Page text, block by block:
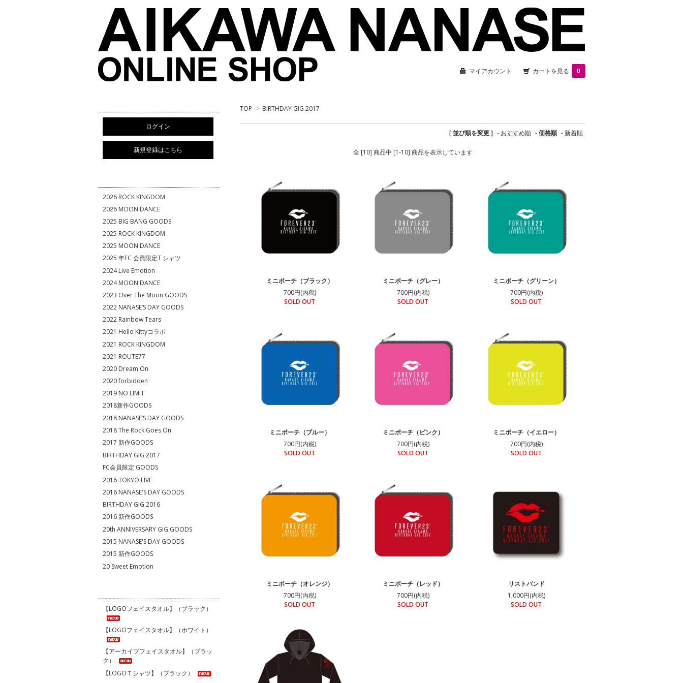
マイアカウント カートを見る 0
TOP > BIRTHDAY GIG 2017
[ 並び順を変更 ] - おすすめ順 -価格順 -新着順
全 [10] 商品中 [1-10] 商品を表示しています
ミニポーチ（ブラック）
700円(内税)
SOLD OUT
ミニポーチ（グレー）
700円(内税)
SOLD OUT
ミニポーチ（グリーン）
700円(内税)
SOLD OUT
ミニポーチ（ブルー）
700円(内税)
SOLD OUT
ミニポーチ（ピンク）
700円(内税)
SOLD OUT
ミニポーチ（イエロー）
700円(内税)
SOLD OUT
ミニポーチ（オレンジ）
700円(内税)
SOLD OUT
ミニポーチ（レッド）
700円(内税)
SOLD OUT
リストバンド
1,000円(内税)
SOLD OUT
ログイン
新規登録はこちら
2026 ROCK KINGDOM
2026 MOON DANCE
2025 BIG BANG GOODS
2025 ROCK KINGDOM
2025 MOON DANCE
2025 年FC 会員限定T シャツ
2024 Live Emotion
2024 MOON DANCE
2023 Over The Moon GOODS
2022 NANASE’S DAY GOODS
2022 Rainbow Tears
2021 Hello Kittyコラボ
2021 ROCK KINGDOM
2021 ROUTE77
2020 Dream On
2020 forbidden
2019 NO LIMIT
2018新作GOODS
2018 NANASE’S DAY GOODS
2018 The Rock Goes On
2017 新作GOODS
BIRTHDAY GIG 2017
FC会員限定 GOODS
2016 TOKYO LIVE
2016 NANASE'S DAY GOODS
BIRTHDAY GIG 2016
2016 新作GOODS
20th ANNIVERSARY GIG GOODS
2015 NANASE'S DAY GOODS
2015 新作GOODS
20 Sweet Emotion
【LOGOフェイスタオル】（ブラック）
【LOGOフェイスタオル】（ホワイト）
【アーカイブフェイスタオル】（ブラッ
ク）
【LOGOＴシャツ】（ブラック）